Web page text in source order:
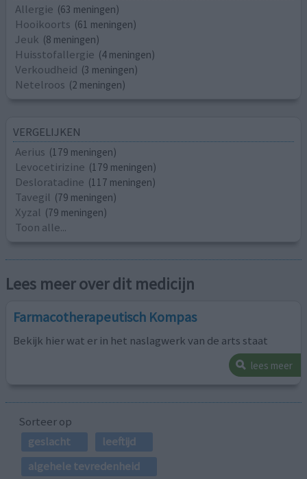
Allergie (63 meningen)
Hooikoorts (61 meningen)
Jeuk (8 meningen)
Huisstofallergie (4 meningen)
Verkoudheid (3 meningen)
Netelroos (2 meningen)
VERGELIJKEN
Aerius (179 meningen)
Levocetirizine (179 meningen)
Desloratadine (117 meningen)
Tavegil (79 meningen)
Xyzal (79 meningen)
Toon alle...
Lees meer over dit medicijn
Farmacotherapeutisch Kompas
Bekijk hier wat er in het naslagwerk van de arts staat
lees meer
Sorteer op
geslacht
leeftijd
algehele tevredenheid